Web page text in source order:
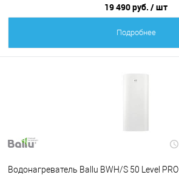
19 490 руб. / шт
Подробнее
Водонагреватель Ballu BWH/S 50 Level PRO